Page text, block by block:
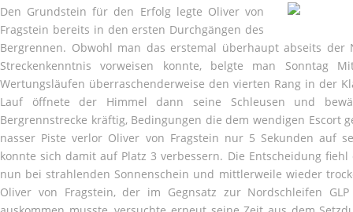
Den Grundstein für den Erfolg legte Oliver von
Fragstein bereits in den ersten Durchgängen des
Bergrennen. Obwohl man das erstemal überhaupt abseits der
Streckenkenntnis vorweisen konnte, belgte man Sonntag
Wertungsläufen überraschenderweise den vierten Rang in der
Lauf öffnete der Himmel dann seine Schleusen und
Bergrennstrecke kräftig, Bedingungen die dem wendigen Escort
nasser Piste verlor Oliver von Fragstein nur 5 Sekunden auf
konnte sich damit auf Platz 3 verbessern. Die Entscheidung
nun bei strahlenden Sonnenschein und mittlerweile wieder
Oliver von Fragstein, der im Gegnsatz zur Nordschleifen